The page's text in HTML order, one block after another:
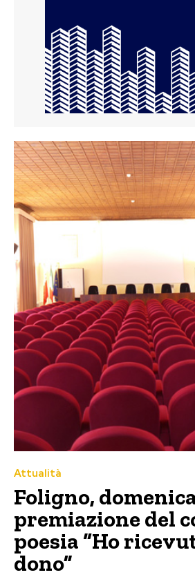
Attualità
Foligno,
premiazione del
poesia “Ho
dono”